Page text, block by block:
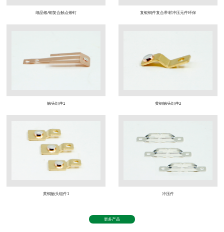
细晶银/铜复合触点铆钉 复银铜件复合带材冲压元件环保
触头组件1 黄铜触头组件2
黄铜触头组件1 冲压件
更多产品